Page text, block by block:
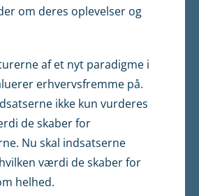
om deres oplevelser og
af et nyt paradigme i
erhvervsfremme på.
ikke kun vurderes
de skaber for
Nu skal indsatserne
værdi de skaber for
helhed.